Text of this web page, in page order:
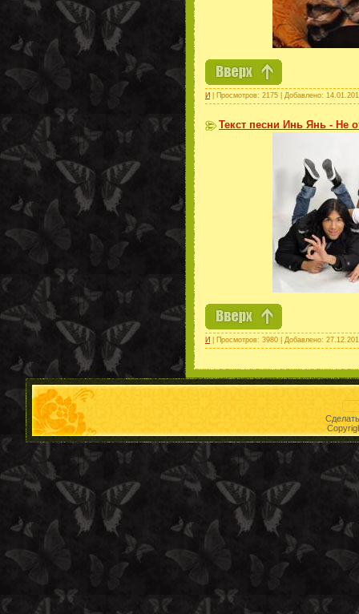
И | Просмотров: 2175 | Добавлено:
Текст песни Инь Янь - Не
И | Просмотров: 3980 | Добавлено: